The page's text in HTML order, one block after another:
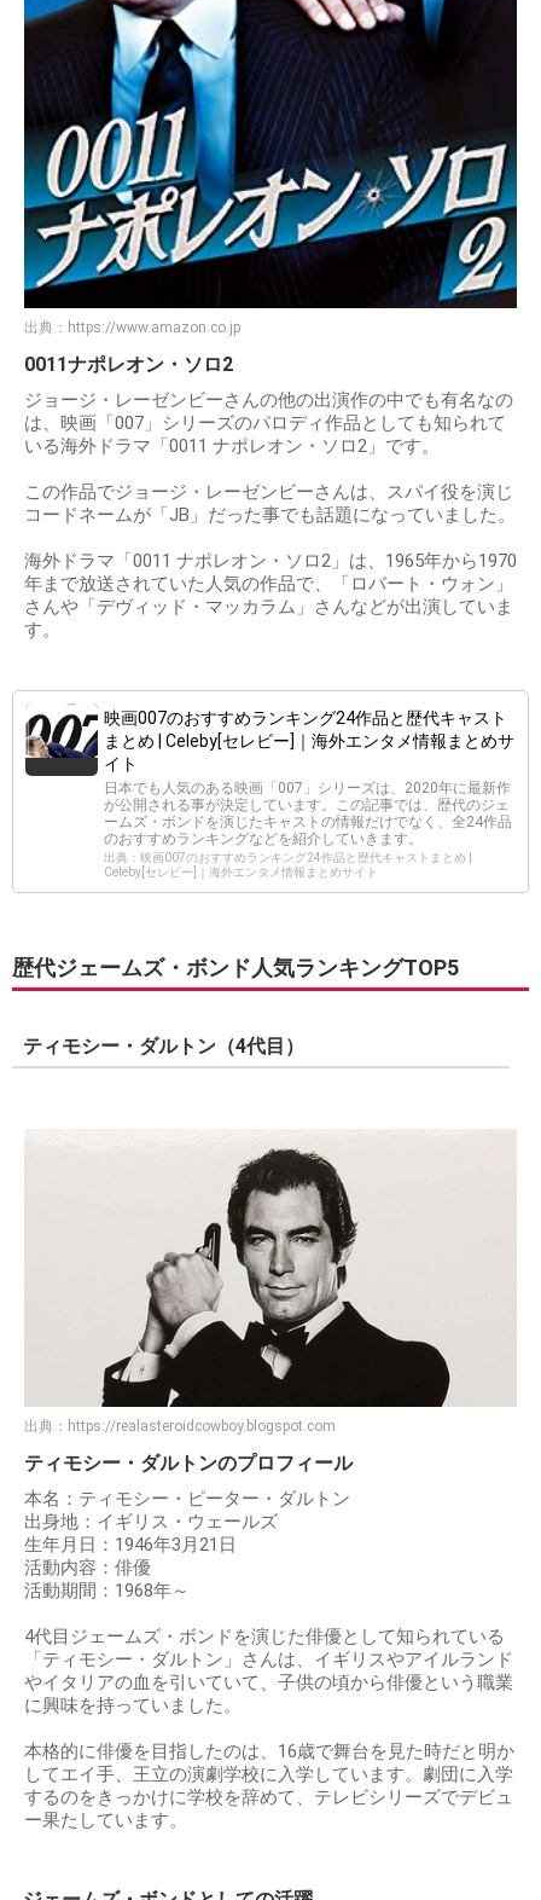
出典： https://www.amazon.co.jp
0011ナポレオン・ソロ2
ジョージ・レーゼンビーさんの他の出演作の中でも有名なの
は、映画「007」シリーズのパロディ作品としても知られて
いる海外ドラマ「0011 ナポレオン・ソロ2」です。
この作品でジョージ・レーゼンビーさんは、スパイ役を演じ
コードネームが「JB」だった事でも話題になっていました。
海外ドラマ「0011 ナポレオン・ソロ2」は、1965年から1970
年まで放送されていた人気の作品で、「ロバート・ウォン」
さんや「デヴィッド・マッカラム」さんなどが出演していま
す。
映画007のおすすめランキング24作品と歴代キャスト
まとめ | Celeby[セレビー]｜海外エンタメ情報まとめサ
イト
日本でも人気のある映画「007」シリーズは、2020年に最新作
が公開される事が決定しています。この記事では、歴代のジェ
ームズ・ボンドを演じたキャストの情報だけでなく、全24作品
のおすすめランキングなどを紹介していきます。
出典：映画007のおすすめランキング24作品と歴代キャストまとめ |
Celeby[セレビー]｜海外エンタメ情報まとめサイト
歴代ジェームズ・ボンド人気ランキングTOP5
ティモシー・ダルトン（4代目）
出典： https://realasteroidcowboy.blogspot.com
ティモシー・ダルトンのプロフィール
本名：ティモシー・ピーター・ダルトン
出身地：イギリス・ウェールズ
生年月日：1946年3月21日
活動内容：俳優
活動期間：1968年～
4代目ジェームズ・ボンドを演じた俳優として知られている
「ティモシー・ダルトン」さんは、イギリスやアイルランド
やイタリアの血を引いていて、子供の頃から俳優という職業
に興味を持っていました。
本格的に俳優を目指したのは、16歳で舞台を見た時だと明か
してエイ手、王立の演劇学校に入学しています。劇団に入学
するのをきっかけに学校を辞めて、テレビシリーズでデビュ
ー果たしています。